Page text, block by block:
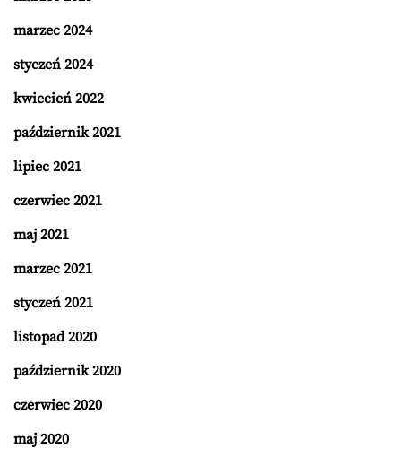
marzec 2024
styczeń 2024
kwiecień 2022
październik 2021
lipiec 2021
czerwiec 2021
maj 2021
marzec 2021
styczeń 2021
listopad 2020
październik 2020
czerwiec 2020
maj 2020